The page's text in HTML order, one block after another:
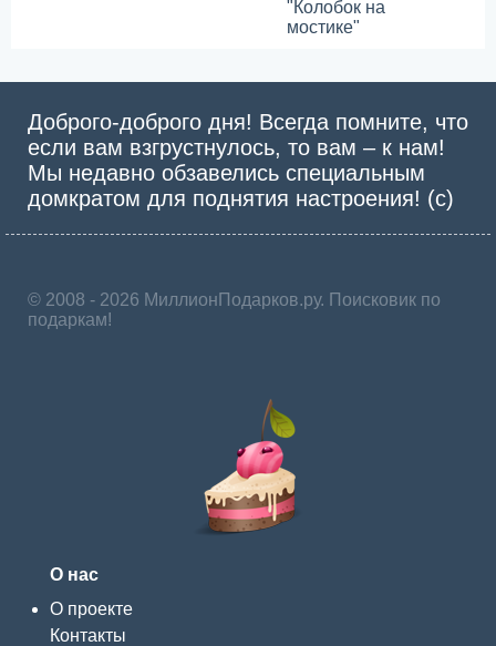
"Колобок на
мостике"
Доброго-доброго дня! Всегда помните, что
если вам взгрустнулось, то вам – к нам!
Мы недавно обзавелись специальным
домкратом для поднятия настроения! (с)
© 2008 - 2026 МиллионПодарков.ру. Поисковик по
подаркам!
О нас
О проекте
Контакты